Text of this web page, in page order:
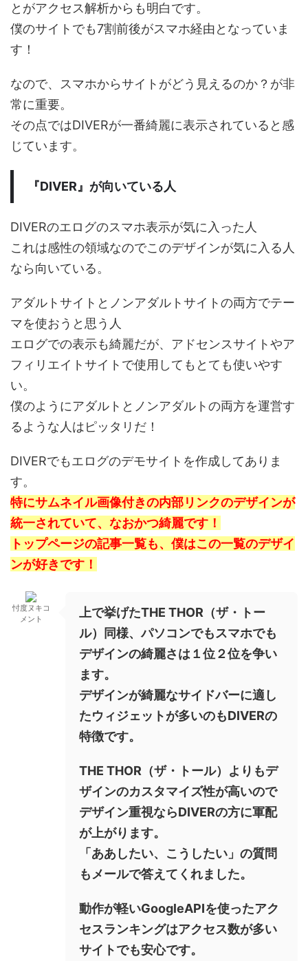
とがアクセス解析からも明白です。
僕のサイトでも7割前後がスマホ経由となっていま
す！
なので、スマホからサイトがどう見えるのか？が非
常に重要。
その点ではDIVERが一番綺麗に表示されていると感
じています。
『DIVER』が向いている人
DIVERのエログのスマホ表示が気に入った人
これは感性の領域なのでこのデザインが気に入る人
なら向いている。
アダルトサイトとノンアダルトサイトの両方でテー
マを使おうと思う人
エログでの表示も綺麗だが、アドセンスサイトやア
フィリエイトサイトで使用してもとても使いやす
い。
僕のようにアダルトとノンアダルトの両方を運営す
るような人はピッタリだ！
DIVERでもエログのデモサイトを作成してありま
す。
特にサムネイル画像付きの内部リンクのデザインが
統一されていて、なおかつ綺麗です！
トップページの記事一覧も、僕はこの一覧のデザイ
ンが好きです！
忖度ヌキコ
メント
上で挙げたTHE THOR（ザ・トー
ル）同様、パソコンでもスマホでも
デザインの綺麗さは１位２位を争い
ます。
デザインが綺麗なサイドバーに適し
たウィジェットが多いのもDIVERの
特徴です。
THE THOR（ザ・トール）よりもデ
ザインのカスタマイズ性が高いので
デザイン重視ならDIVERの方に軍配
が上がります。
「ああしたい、こうしたい」の質問
もメールで答えてくれました。
動作が軽いGoogleAPIを使ったアク
セスランキングはアクセス数が多い
サイトでも安心です。